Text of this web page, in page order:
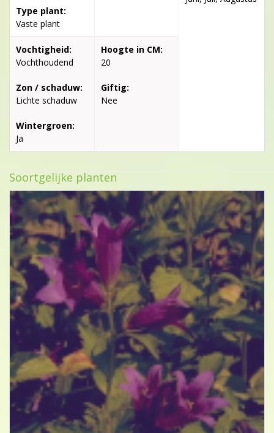
Type plant:
Vaste plant
Vochtigheid:
Vochthoudend
Zon / schaduw:
Lichte schaduw
Wintergroen:
Ja
Hoogte in CM:
20
Giftig:
Nee
Soortgelijke planten